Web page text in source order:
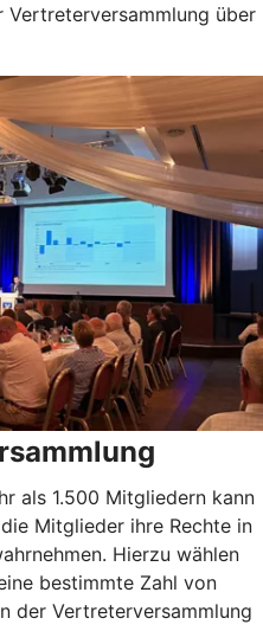
über
als 1.500 Mitgliedern kann
Mitglieder ihre Rechte in
Hierzu wählen
bestimmte Zahl von
der Vertreterversammlung